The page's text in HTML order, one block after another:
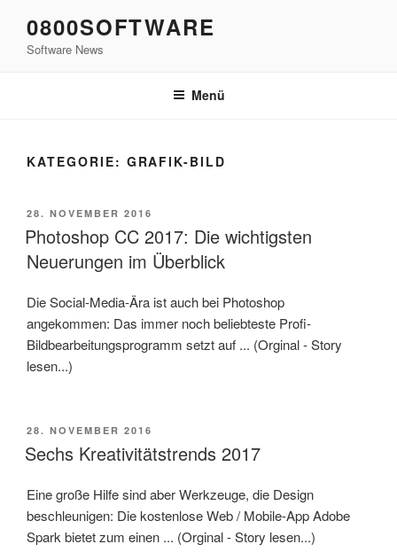
Inhalt
springen
0800SOFTWARE
Software News
Menü
KATEGORIE: GRAFIK-BILD
VERÖFFENTLICHT
AM
28. NOVEMBER 2016
Photoshop CC 2017: Die wichtigsten
Neuerungen im Überblick
Die Social-Media-Ära ist auch bei Photoshop
angekommen: Das immer noch beliebteste Profi-
Bildbearbeitungsprogramm setzt auf ... (Orginal - Story
lesen...)
VERÖFFENTLICHT
AM
28. NOVEMBER 2016
Sechs Kreativitätstrends 2017
Eine große Hilfe sind aber Werkzeuge, die Design
beschleunigen: Die kostenlose Web / Mobile-App Adobe
Spark bietet zum einen ... (Orginal - Story lesen...)